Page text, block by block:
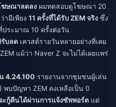
ฆษณาลดลง ผมทดสอบดูโฆษณา 20
ามีเพียง 11 ครั้งที่ได้รับ ZEM จริง ซึ่ง
ประมาณ 10 ครั้งต่อวัน
รับลด เควสต์รายวันหลายอย่างที่เคย
แม้ว่า Naver Z จะไม่ได้เผยแพร่
4.24.100 รายงานจากชุมชนผู้เล่น
บปัญหา ZEM คงเหลือเป็น 0
ะกู้คืนได้ผ่านการแจ้งซัพพอร์ต แต่